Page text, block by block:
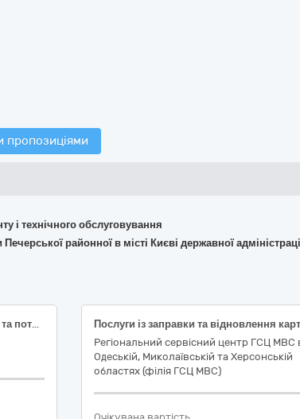
пропозиціями
і технічного обслуговування
районної в місті Києві державної
Послуги з технічного обслуговування та поточного ремонту оргтехніки
Регіональний сервісний центр ГСЦ МВС
Одеській, Миколаївській та Херсонській
областях (філія ГСЦ МВС)